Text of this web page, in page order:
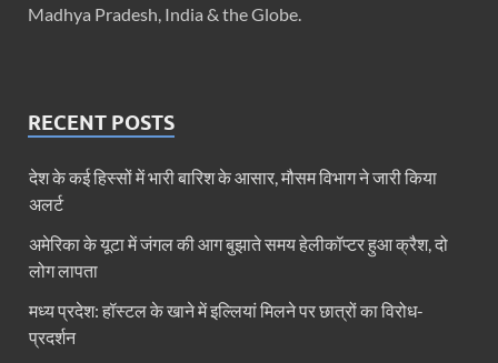
Madhya Pradesh, India & the Globe.
RECENT POSTS
देश के कई हिस्सों में भारी बारिश के आसार, मौसम विभाग ने जारी किया
अलर्ट
अमेरिका के यूटा में जंगल की आग बुझाते समय हेलीकॉप्टर हुआ क्रैश, दो
लोग लापता
मध्य प्रदेश: हॉस्टल के खाने में इल्लियां मिलने पर छात्रों का विरोध-
प्रदर्शन